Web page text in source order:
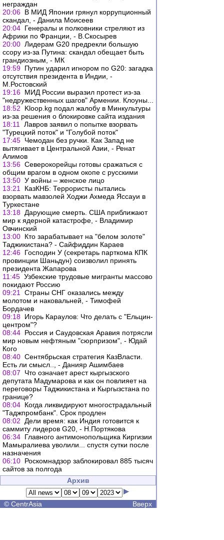
неграждан
20:06 В МИД Японии грянул коррупционный
скандал, - Данила Моисеев
20:04 Генералы и полковники стреляют из
Африки по Франции, - В.Скосырев
20:00 Лидерам G20 предрекли большую
ссору из-за Путина: скандал обещает быть
грандиозным, - МК
19:59 Путин ударил игнором по G20: загадка
отсутствия президента в Индии, -
М.Ростовский
19:16 МИД России выразил протест из-за
"недружественных шагов" Армении. Клоуны...
18:52
Kloop.kg подал жалобу в Минкультуры
из-за решения о блокировке сайта издания
18:11
Лавров заявил о попытке взорвать
"Турецкий поток" и "Голубой поток"
17:45 Чемодан без ручки. Как Запад не
вытягивает в Центральной Азии, - Ренат
Алимов
13:56 Северокорейцы готовы сражаться с
общим врагом в одном окопе с русскими
13:50 У войны – женское лицо
13:21
КазКНБ: Террористы пытались
взорвать мавзолей Ходжи Ахмеда Яссауи в
Туркестане
13:18 Дарующие смерть. США приближают
мир к ядерной катастрофе, - Владимир
Овчинский
13:00 Кто зарабатывает на "белом золоте"
Таджикистана? - Сайфиддин Караев
12:46 Господин У (секретарь парткома КПК
провинции Шаньдун) соизволил принять
президента Жапарова
11:45 Узбекские трудовые мигранты массово
покидают Россию
09:21
Страны СНГ оказались между
молотом и наковальней, - Тимофей
Бордачев
09:18 Игорь Караулов: Что делать с "Ельцин-
центром"?
08:44 Россия и Саудовская Аравия потрясли
мир новым нефтяным "сюрпризом", - Юдай
Кого
08:40 Сентябрьская стратегия КазВласти.
Есть ли смысл.., - Данияр Ашимбаев
08:07
Что означает арест кыргызского
депутата Мадумарова и как он повлияет на
переговоры Таджикистана и Кыргызстана по
границе?
08:04 Когда ликвидируют многострадальный
"Таджпромбанк". Срок продлен
08:02
Дели время: как Индия готовится к
саммиту лидеров G20, - Н.Портякова
06:34 Главного антимонопольщика Киргизии
Мамыралиева уволили... спустя сутки после
назначения
06:10 Роскомнадзор заблокировал 885 тысяч
сайтов за полгода
Архив
© CentrAsia Вверх